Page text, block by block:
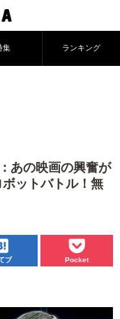
集 ランキング
あの映画の興奮が
ットバトル！無
ブ Pocket